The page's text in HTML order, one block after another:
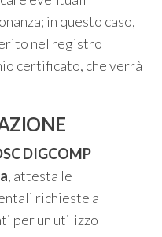
in questo caso,
nel registro
certificato, che verrà
DIGCOMP
, attesta le
richieste a
per un utilizzo